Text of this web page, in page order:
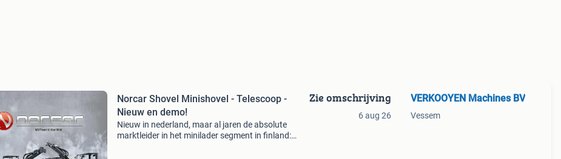
Norcar Shovel Minishovel - Telescoop -
Nieuw en demo!
Nieuw in nederland, maar al jaren de absolute
marktleider in het minilader segment in finland:
Zie omschrijving
6 aug 26
VERKOOYEN Machines BV
Vessem